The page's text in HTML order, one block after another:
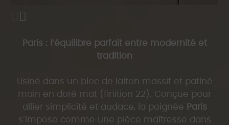
Paris : l’équilibre parfait entre modernité et
tradition
Usiné dans un bloc de laiton massif et patiné
main en doré mat (finition 22). Conçue pour
allier simplicité et audace, la poignée Paris
s’impose comme une pièce maîtresse dans
parfaite sur l’ensemble de vos portes.
Plaque arrière de 4 mm – Face avant lisse,
sans vis apparente, pour une esthétique
Bagues autolubrifiantes
– Rotation ultra-fluide
et silencieuse, même après des années
d’utilisation.
Installation simplifiée– Outil dédié fourni pour